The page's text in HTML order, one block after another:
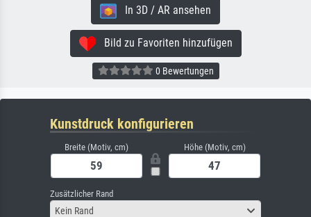
In 3D / AR ansehen
Bild zu Favoriten hinzufügen
0 Bewertungen
Kunstdruck konfigurieren
Breite (Motiv, cm) Höhe (Motiv, cm)
Zusätzlicher Rand
Kein Rand